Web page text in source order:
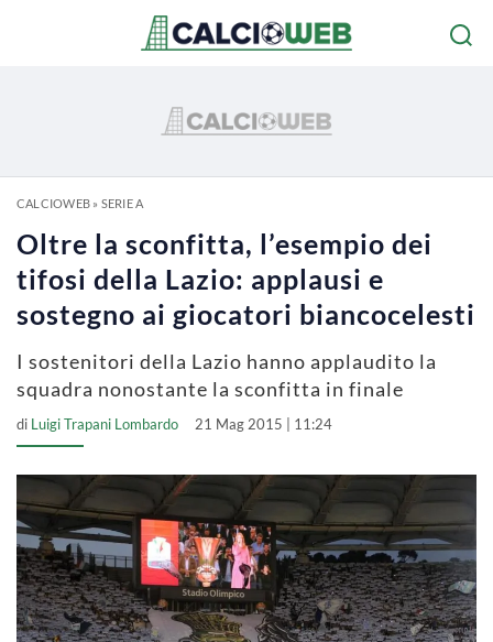
CALCIOWEB» SERIE A
Oltre la sconfitta, l’esempio dei
tifosi della Lazio: applausi e
sostegno ai giocatori biancocelesti
I sostenitori della Lazio hanno applaudito la
squadra nonostante la sconfitta in finale
di Luigi Trapani Lombardo 21 Mag 2015 | 11:24